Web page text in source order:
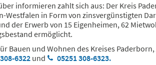
informieren zahlt sich aus: Der Kreis
Westfalen in Form von zinsvergünstigten
der Erwerb von 15 Eigenheimen, 62
ermöglicht.
Bauen und Wohnen des Kreises
6322 und 05251 308-6323.